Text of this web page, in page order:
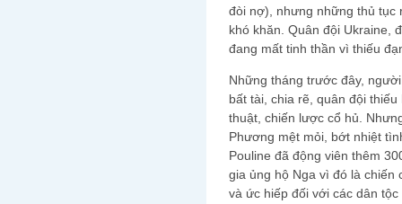
đòi nợ), nhưng những thủ tục
khó khăn. Quân đội Ukraine,
đang mất tinh thần vì thiếu
Những tháng trước đây,
bất tài, chia rẽ, quân đội
thuật, chiến lược cổ hủ.
Phương mệt mỏi, bớt nhiệt
Pouline đã động viên thêm
gia ủng hộ Nga vì đó là chiến
và ức hiếp đối với các dân